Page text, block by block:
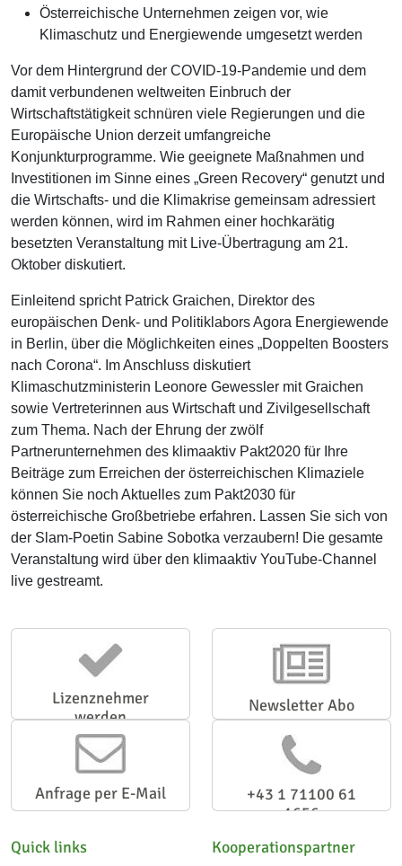
Österreichische Unternehmen zeigen vor, wie
Klimaschutz und Energiewende umgesetzt werden
Vor dem Hintergrund der COVID-19-Pandemie und dem
damit verbundenen weltweiten Einbruch der
Wirtschaftstätigkeit schnüren viele Regierungen und die
Europäische Union derzeit umfangreiche
Konjunkturprogramme. Wie geeignete Maßnahmen und
Investitionen im Sinne eines „Green Recovery“ genutzt und
die Wirtschafts- und die Klimakrise gemeinsam adressiert
werden können, wird im Rahmen einer hochkarätig
besetzten Veranstaltung mit Live-Übertragung am 21.
Oktober diskutiert.
Einleitend spricht Patrick Graichen, Direktor des
europäischen Denk- und Politiklabors Agora Energiewende
in Berlin, über die Möglichkeiten eines „Doppelten Boosters
nach Corona“. Im Anschluss diskutiert
Klimaschutzministerin Leonore Gewessler mit Graichen
sowie Vertreterinnen aus Wirtschaft und Zivilgesellschaft
zum Thema. Nach der Ehrung der zwölf
Partnerunternehmen des klimaaktiv Pakt2020 für Ihre
Beiträge zum Erreichen der österreichischen Klimaziele
können Sie noch Aktuelles zum Pakt2030 für
österreichische Großbetriebe erfahren. Lassen Sie sich von
der Slam-Poetin Sabine Sobotka verzaubern! Die gesamte
Veranstaltung wird über den klimaaktiv YouTube-Channel
live gestreamt.
Lizenznehmer
werden
Newsletter Abo
Anfrage per E-Mail
+43 1 71100 61
1656
Quick links
Kooperationspartner